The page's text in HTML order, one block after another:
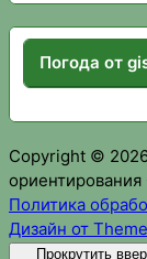
Погода от
Copyright ©
Политика
Дизайн от
Прокрутить